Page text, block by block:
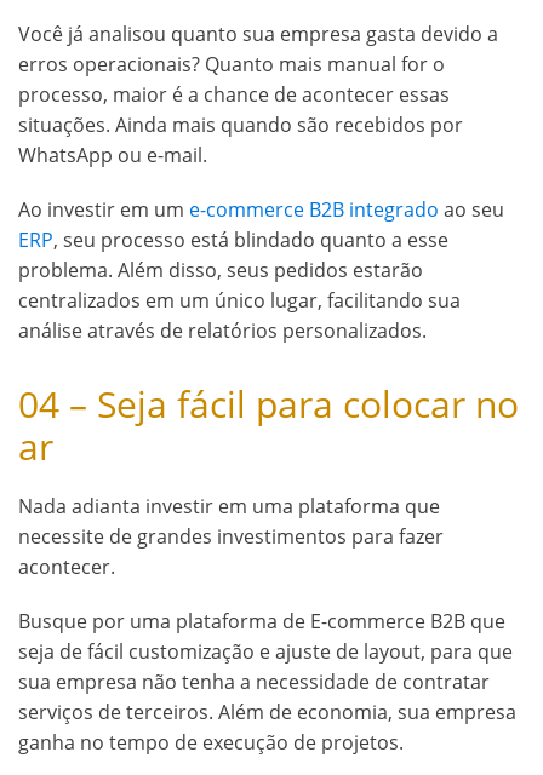
Você já analisou quanto sua empresa gasta devido a
erros operacionais? Quanto mais manual for o
processo, maior é a chance de acontecer essas
situações. Ainda mais quando são recebidos por
WhatsApp ou e-mail.
Ao investir em um e-commerce B2B integrado ao seu
ERP, seu processo está blindado quanto a esse
problema. Além disso, seus pedidos estarão
centralizados em um único lugar, facilitando sua
análise através de relatórios personalizados.
04 – Seja fácil para colocar no
ar
Nada adianta investir em uma plataforma que
necessite de grandes investimentos para fazer
acontecer.
Busque por uma plataforma de E-commerce B2B que
seja de fácil customização e ajuste de layout, para que
sua empresa não tenha a necessidade de contratar
serviços de terceiros. Além de economia, sua empresa
ganha no tempo de execução de projetos.